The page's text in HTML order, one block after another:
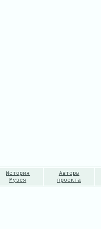
История
Музея
Авторы
проекта